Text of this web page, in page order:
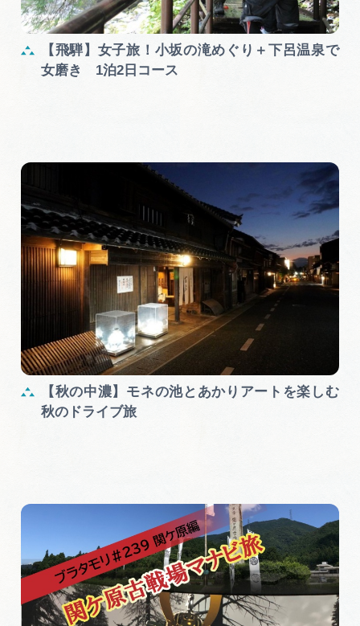
【飛騨】女子旅！小坂の滝めぐり＋下呂温泉で
女磨き 1泊2日コース
【秋の中濃】モネの池とあかりアートを楽しむ
秋のドライブ旅